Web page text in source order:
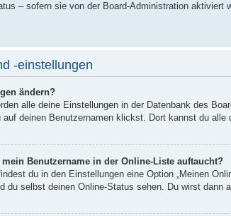
– sofern sie von der Board-Administration
-einstellungen
ändern?
alle deine Einstellungen in der Datenbank des
deinen Benutzernamen klickst. Dort kannst du alle
Benutzername in der Online-Liste auftaucht?
du in den Einstellungen eine Option „Meinen
du selbst deinen Online-Status sehen. Du wirst dann